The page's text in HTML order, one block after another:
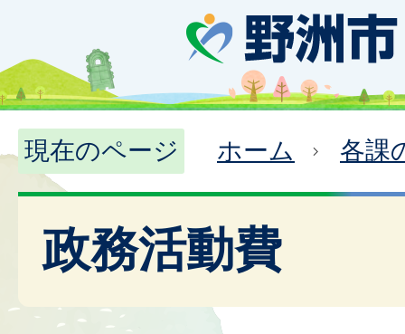
現在のページ ホーム 各課
政務活動費